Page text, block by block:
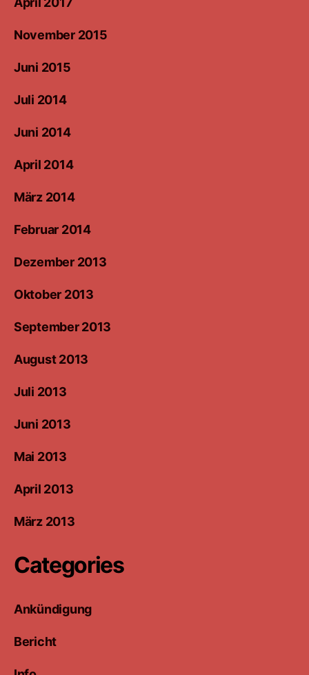
November 2015
Juni 2015
Juli 2014
Juni 2014
April 2014
März 2014
Februar 2014
Dezember 2013
Oktober 2013
September 2013
August 2013
Juli 2013
Juni 2013
Mai 2013
April 2013
März 2013
Categories
Ankündigung
Bericht